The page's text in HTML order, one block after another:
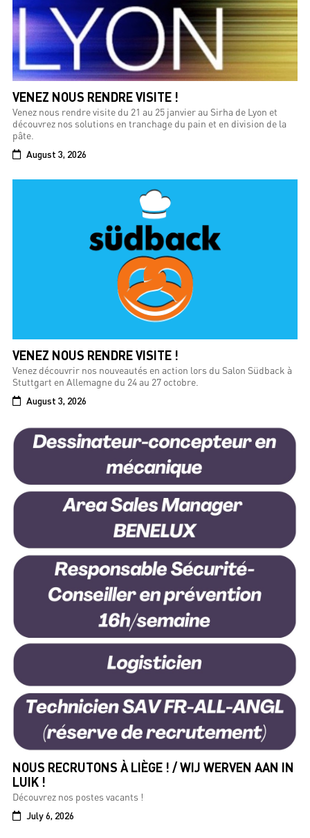
VENEZ NOUS RENDRE VISITE !
Venez nous rendre visite du 21 au 25 janvier au Sirha de Lyon et
découvrez nos solutions en tranchage du pain et en division de la
pâte.
August 3, 2026
VENEZ NOUS RENDRE VISITE !
Venez découvrir nos nouveautés en action lors du Salon Südback à
Stuttgart en Allemagne du 24 au 27 octobre.
August 3, 2026
NOUS RECRUTONS À LIÈGE ! / WIJ WERVEN AAN IN
LUIK !
Découvrez nos postes vacants !
July 6, 2026